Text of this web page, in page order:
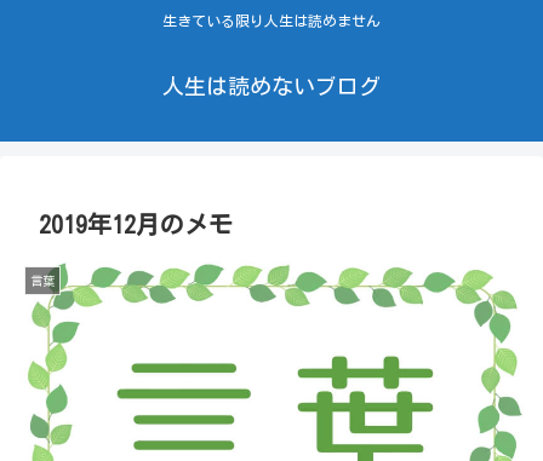
生きている限り人生は読めません
人生は読めないブログ
2019年12月のメモ
言葉